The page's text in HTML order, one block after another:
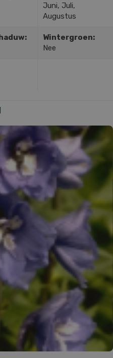
Juni, Juli,
Augustus
Wintergroen:
Nee